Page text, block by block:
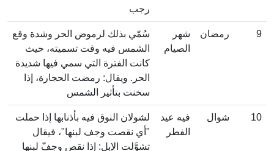
رجب
رمضان
شهر
الصيام
سُمّي بذلك لرموض الحر وشدة وقع
الشمس فيه وقت تسميته، حيث
كانت الفترة التي سمي فيها شديدة
الحر. ويقال: رمضت الحجارة، إذا
سخنت بتأثير الشمس
10 شوال
فيه عيد
الفطر
لشولان النوق فيه بأذنابها إذا حملت
"أي نقصت وجف لبنها"، فيقال
تشوَّلت الإبل: إذا نقص وجفّ لبنها